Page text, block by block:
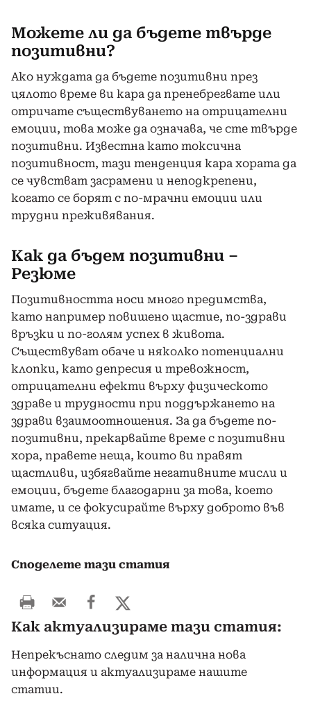
Можете ли да бъдете твърде
позитивни?
Ако нуждата да бъдете позитивни през
цялото време ви кара да пренебрегвате или
отричате съществуването на отрицателни
емоции, това може да означава, че сте твърде
позитивни. Известна като токсична
позитивност, тази тенденция кара хората да
се чувстват засрамени и неподкрепени,
когато се борят с по-мрачни емоции или
трудни преживявания.
Как да бъдем позитивни –
Резюме
Позитивността носи много предимства,
като например повишено щастие, по-здрави
връзки и по-голям успех в живота.
Съществуват обаче и няколко потенциални
клопки, като депресия и тревожност,
отрицателни ефекти върху физическото
здраве и трудности при поддържането на
здрави взаимоотношения. За да бъдете по-
позитивни, прекарвайте време с позитивни
хора, правете неща, които ви правят
щастливи, избягвайте негативните мисли и
емоции, бъдете благодарни за това, което
имате, и се фокусирайте върху доброто във
всяка ситуация.
Споделете тази статия
Как актуализираме тази статия:
Непрекъснато следим за налична нова
информация и актуализираме нашите
статии.